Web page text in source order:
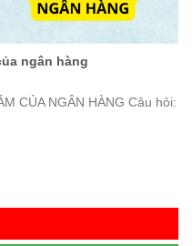
ngân hàng
CỦA NGÂN HÀNG Câu hỏi: